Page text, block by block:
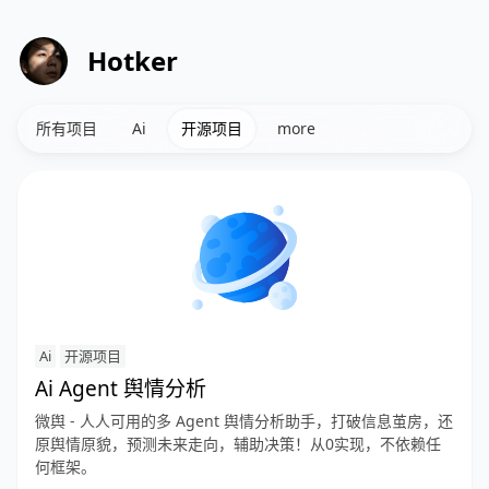
Hotker
所有项目 Ai 开源项目 more
Ai 开源项目
Ai Agent 舆情分析
微舆 - 人人可用的多 Agent 舆情分析助手，打破信息茧房，还
原舆情原貌，预测未来走向，辅助决策！从0实现，不依赖任
何框架。